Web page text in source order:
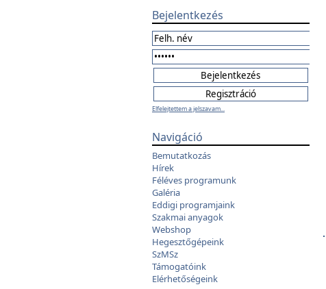
Bejelentkezés
Elfelejtettem a jelszavam...
Navigáció
Bemutatkozás
Hírek
Féléves programunk
Galéria
Eddigi programjaink
Szakmai anyagok
Webshop
Hegesztőgépeink
SzMSz
Támogatóink
Elérhetőségeink